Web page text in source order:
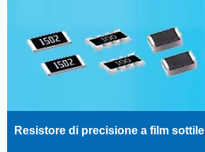
Resistore di precisione a film sottile